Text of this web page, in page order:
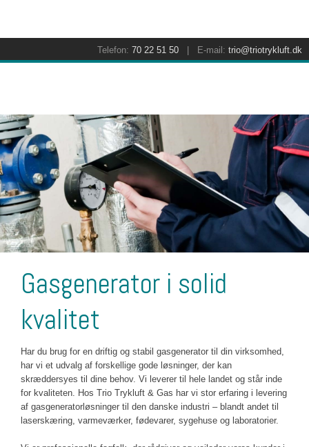
Telefon:70 22 51 50 | E-mail:trio@triotrykluft.dk
Gasgenerator i solid
kvalitet​
Har du brug for en driftig og stabil gasgenerator til din virksomhed,
har vi et udvalg af forskellige gode løsninger, der kan
skræddersyes til dine behov. Vi leverer til hele landet og står inde
for kvaliteten. Hos Trio Trykluft & Gas har vi stor erfaring i levering
af gasgeneratorløsninger til den danske industri – blandt andet til
laserskæring, varmeværker, fødevarer, sygehuse og laboratorier.